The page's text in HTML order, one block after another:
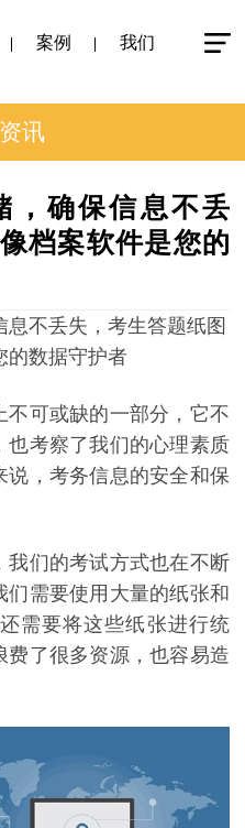
案例 我们
讯
，确保信息不丢
档案软件是您的
不丢失，考生答题纸图
的数据守护者
可或缺的一部分，它不
也考察了我们的心理素质
，考务信息的安全和保
们的考试方式也在不断
需要使用大量的纸张和
需要将这些纸张进行统
了很多资源，也容易造